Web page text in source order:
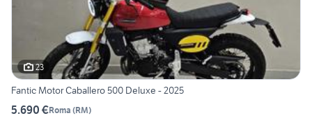
23
Fantic Motor Caballero 500 Deluxe - 2025
5.690 €Roma (RM)